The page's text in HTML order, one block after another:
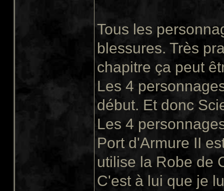
Tous les
blessures. Très
chapitre ça peut
Les 4
début. Et donc
Les 4
Port d'Armure II
utilise la Robe de
C'est à lui que je